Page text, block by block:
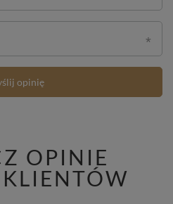
opinię
OPINIE